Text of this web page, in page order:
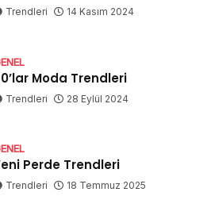
Trendleri 14 Kasım 2024
Moda Trendleri
Trendleri 28 Eylül 2024
Perde Trendleri
Trendleri 18 Temmuz 2025